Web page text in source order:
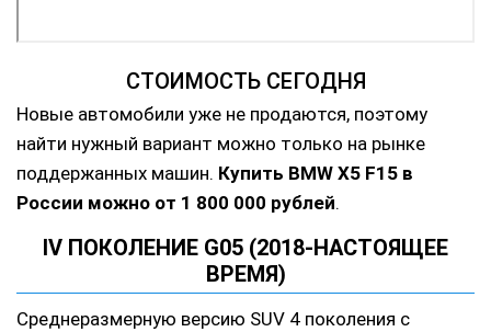
СТОИМОСТЬ СЕГОДНЯ
Новые автомобили уже не продаются, поэтому
найти нужный вариант можно только на рынке
поддержанных машин. Купить BMW X5 F15 в
России можно от 1 800 000 рублей.
IV ПОКОЛЕНИЕ G05 (2018-НАСТОЯЩЕЕ
ВРЕМЯ)
Среднеразмерную версию SUV 4 поколения с